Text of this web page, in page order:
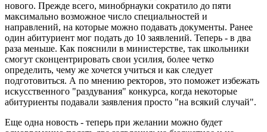
нового. Прежде всего, минобрнауки сократило до пяти
максимально возможное число специальностей и
направлений, на которые можно подавать документы. Ранее
один абитуриент мог подать до 10 заявлений. Теперь - в два
раза меньше. Как пояснили в министерстве, так школьники
смогут сконцентрировать свои усилия, более четко
определить, чему же хочется учиться и как следует
подготовиться. А по мнению ректоров, это поможет избежать
искусственного "раздувания" конкурса, когда некоторые
абитуриенты подавали заявления просто "на всякий случай".
Еще одна новость - теперь при желании можно будет